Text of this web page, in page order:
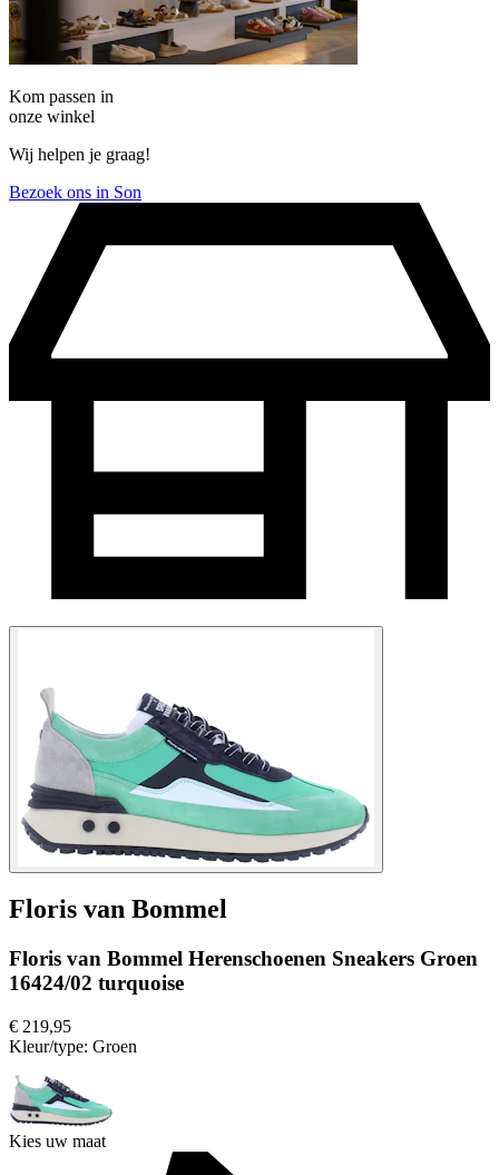
Kom passen in
onze winkel
Wij helpen je graag!
Bezoek ons in Son
Floris van Bommel
Floris van Bommel Herenschoenen Sneakers Groen
16424/02 turquoise
€ 219,95
Kleur/type: Groen
Kies uw maat